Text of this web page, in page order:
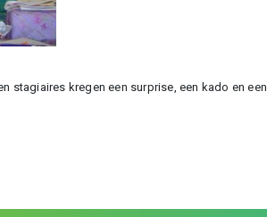
stagiaires kregen een surprise, een kado en een